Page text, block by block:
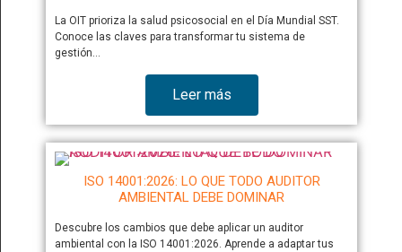
La OIT prioriza la salud psicosocial en el Día Mundial SST.
Conoce las claves para transformar tu sistema de
gestión…
Leer más
ISO 14001:2026: LO QUE TODO AUDITOR
AMBIENTAL DEBE DOMINAR
Descubre los cambios que debe aplicar un auditor
ambiental con la ISO 14001:2026. Aprende a adaptar tus